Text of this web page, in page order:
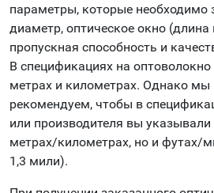
параметры, которые необходимо
диаметр, оптическое окно (длина
пропускная способность и
В спецификациях на
метрах и километрах. Однако мы
рекомендуем, чтобы в
или производителя вы
метрах/километрах, но и футах/
1,3 мили).